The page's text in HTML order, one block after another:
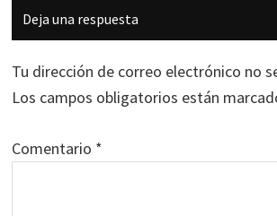
Interacciones
con
los
lectores
Deja una respuesta
Tu dirección de correo electrónico no
Los campos obligatorios están
Comentario *